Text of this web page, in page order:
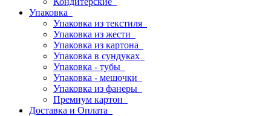
Упаковка
Упаковка из текстиля
Упаковка из жести
Упаковка из картона
Упаковка в сундуках
Упаковка - тубы
Упаковка - мешочки
Упаковка из фанеры
Премиум картон
Доставка и Оплата